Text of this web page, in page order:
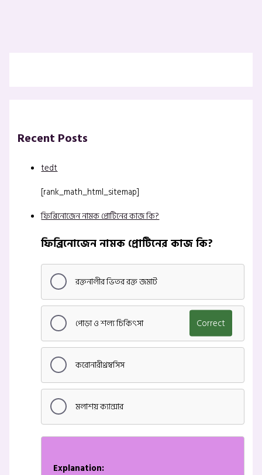
Recent Posts
tedt
[rank_math_html_sitemap]
ফিব্রিনোজেন নামক প্রোটিনের কাজ কি?
ফিব্রিনোজেন নামক প্রোটিনের কাজ কি?
রক্তনালীর ভিতর রক্ত জমাট
পোড়া ও শল্য চিকিৎসা Correct
করোনারীথ্রম্বসিস
মলাশয় ক্যান্সার
Explanation: